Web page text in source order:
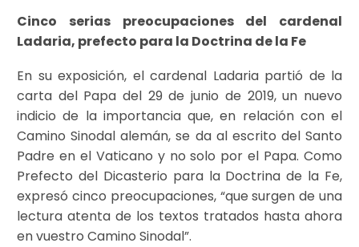
Cinco serias preocupaciones del cardenal
Ladaria, prefecto para la Doctrina de la Fe
En su exposición, el cardenal Ladaria partió de la
carta del Papa del 29 de junio de 2019, un nuevo
indicio de la importancia que, en relación con el
Camino Sinodal alemán, se da al escrito del Santo
Padre en el Vaticano y no solo por el Papa. Como
Prefecto del Dicasterio para la Doctrina de la Fe,
expresó cinco preocupaciones, “que surgen de una
lectura atenta de los textos tratados hasta ahora
en vuestro Camino Sinodal”.